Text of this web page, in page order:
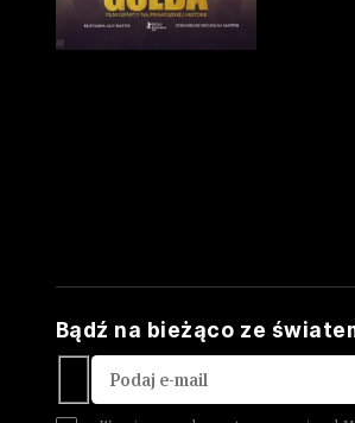
Bądź na bieżąco ze